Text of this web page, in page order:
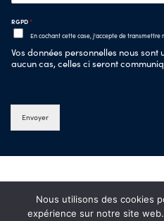
RGPD*
En cochant cette case, j'accepte de transmettre
Vos données personnelles nous
aucun cas, celles ci seront
Envoyer
Nous utilisons des cookies
expérience sur notre site